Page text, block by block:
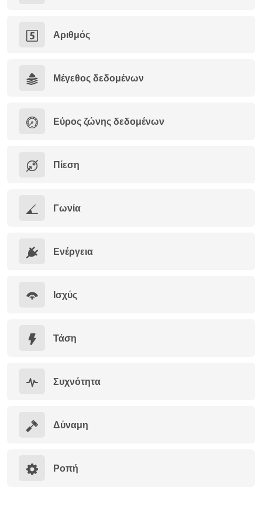
Αριθμός
Μέγεθος δεδομένων
Εύρος ζώνης δεδομένων
Πίεση
Γωνία
Ενέργεια
Ισχύς
Τάση
Συχνότητα
Δύναμη
Ροπή